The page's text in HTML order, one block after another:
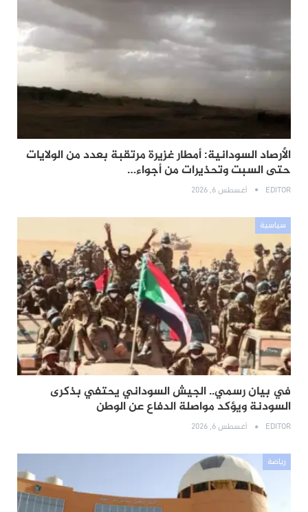
الأرصاد السودانية: أمطار غزيرة مرتقبة بعدد من الولايات
حتى السبت وتحذيرات من أجواء…
EDITOR أغسطس 6, 2026
سياسية
في بيان رسمي.. الجيش السوداني يحتفي بذكرى
السودنة ويؤكد مواصلة الدفاع عن الوطن
EDITOR أغسطس 6, 2026
رياضة